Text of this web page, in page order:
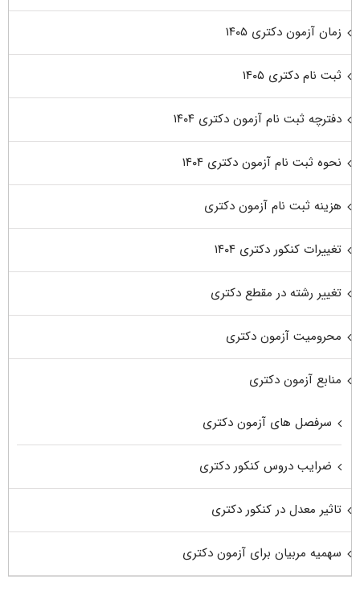
زمان آزمون دکتری ۱۴۰۵
ثبت نام دکتری ۱۴۰۵
دفترچه ثبت نام آزمون دکتری ۱۴۰۴
نحوه ثبت نام آزمون دکتری ۱۴۰۴
هزینه ثبت نام آزمون دکتری
تغییرات کنکور دکتری ۱۴۰۴
تغییر رشته در مقطع دکتری
محرومیت آزمون دکتری
منابع آزمون دکتری
سرفصل های آزمون دکتری
ضرایب دروس کنکور دکتری
تاثیر معدل در کنکور دکتری
سهمیه مربیان برای آزمون دکتری